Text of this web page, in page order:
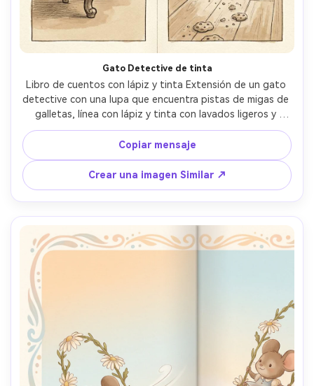
Gato Detective de tinta
Libro de cuentos con lápiz y tinta Extensión de un gato
detective con una lupa que encuentra pistas de migas de
galletas, línea con lápiz y tinta con lavados ligeros y
cálidos, textura dibujada a mano, accesorios juguetones,
expresión facial clara, diseño de personajes consistente a
través de las páginas, espacio limpio para texto cerca de
la parte superior, lente de 85 mm, profundidad de campo
poco profunda- -ar 4:5
Copiar mensaje
Crear una imagen Similar ↗